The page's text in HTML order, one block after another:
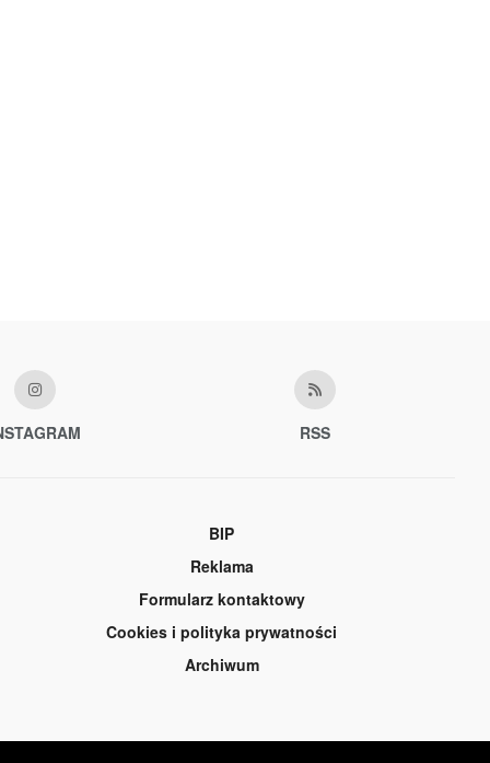
RSS
BIP
Reklama
Formularz kontaktowy
Cookies i polityka prywatności
Archiwum